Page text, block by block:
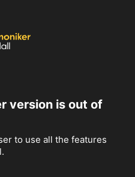
version is out of
to use all the features